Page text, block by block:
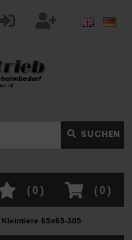
SUCHEN
( 0 )
( 0 )
Kleintiere 65x65-305